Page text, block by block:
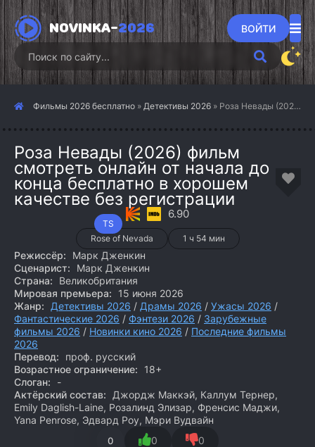
NOVINKA-2026 ВОЙТИ
Фильмы 2026 бесплатно » Детективы 2026 » Роза Невады (2026)
Роза Невады (2026) фильм
смотреть онлайн от начала до
конца бесплатно в хорошем
качестве без регистрации
TS
6.90
Rose of Nevada 1 ч 54 мин
Режиссёр:
Марк Дженкин
Сценарист:
Марк Дженкин
Страна:
Великобритания
Мировая премьера:
15 июня 2026
Жанр:
Детективы 2026 / Драмы 2026 / Ужасы 2026 /
Фантастические 2026 / Фэнтези 2026 / Зарубежные
фильмы 2026 / Новинки кино 2026 / Последние фильмы
2026
Перевод:
проф. русский
Возрастное ограничение:
18+
Слоган:
-
Актёрский состав:
Джордж Маккэй, Каллум Тернер,
Emily Daglish-Laine, Розалинд Элизар, Френсис Маджи,
Yana Penrose, Эдвард Роу, Мэри Вудвайн
0 0 0